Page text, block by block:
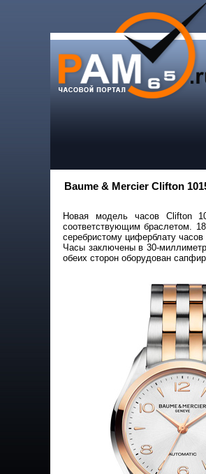
Baume & Mercier Clifton
Новая модель часов Clifton
соответствующим браслетом.
серебристому циферблату часов
Часы заключены в 30-
обеих сторон оборудован